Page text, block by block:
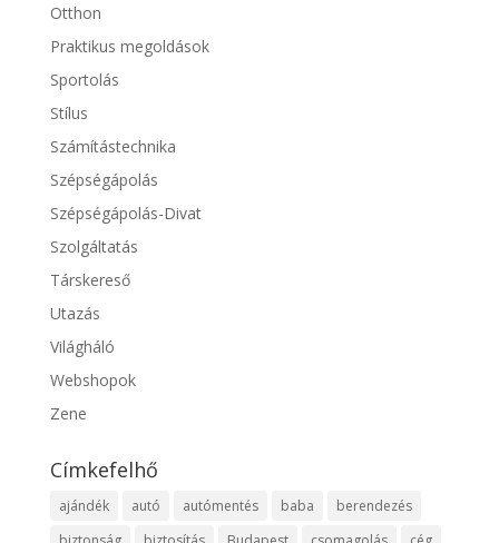
Otthon
Praktikus megoldások
Sportolás
Stílus
Számítástechnika
Szépségápolás
Szépségápolás-Divat
Szolgáltatás
Társkereső
Utazás
Világháló
Webshopok
Zene
Címkefelhő
ajándék autó autómentés baba
berendezés